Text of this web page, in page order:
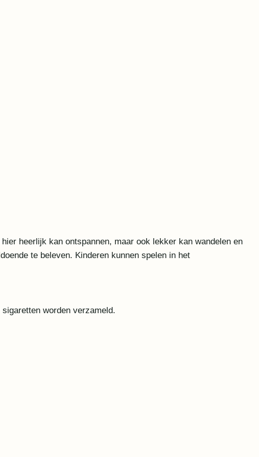
heerlijk kan ontspannen, maar ook lekker kan wandelen en
te beleven. Kinderen kunnen spelen in het
worden verzameld.